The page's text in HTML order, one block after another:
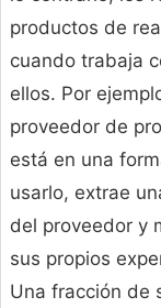
productos de
cuando trabaja
ellos. Por
proveedor de
está en una
usarlo, extrae
del proveedor y
sus propios
Una fracción de